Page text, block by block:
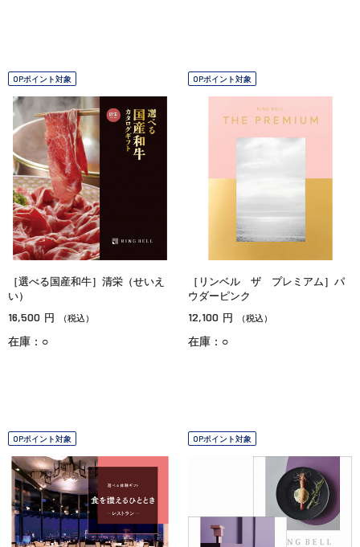
OPポイント対象
［選べる国産和牛］清栄（せいえ
い）
16,500 円 （税込）
在庫：○
OPポイント対象
［リンベル ザ プレミアム］パ
ウダーピンク
12,100 円 （税込）
在庫：○
OPポイント対象 OPポイント対象